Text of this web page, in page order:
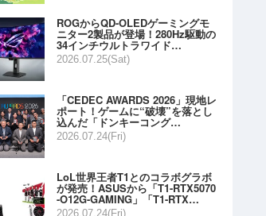
ROGからQD-OLEDゲーミングモ
ニター2製品が登場！280Hz駆動の
34インチウルトラワイド…
2026.07.25(Sat)
「CEDEC AWARDS 2026」現地レ
ポート！ゲームに“破壊”を落とし
込んだ「ドンキーコング…
2026.07.24(Fri)
LoL世界王者T1とのコラボグラボ
が発売！ASUSから「T1-RTX5070
-O12G-GAMING」「T1-RTX…
2026.07.24(Fri)